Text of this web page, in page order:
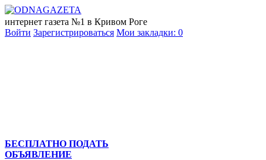
интернет газета №1 в Кривом Роге
Войти Зарегистрироваться Мои закладки: 0
БЕСПЛАТНО ПОДАТЬ
ОБЪЯВЛЕНИЕ